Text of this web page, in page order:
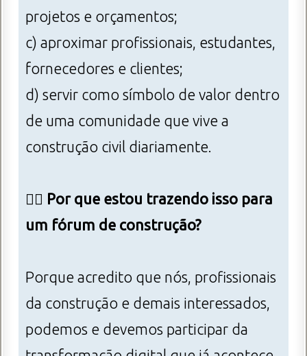
projetos e orçamentos;
c) aproximar profissionais, estudantes,
fornecedores e clientes;
d) servir como símbolo de valor dentro
de uma comunidade que vive a
construção civil diariamente.
👷‍♂️ Por que estou trazendo isso para
um fórum de construção?
Porque acredito que nós, profissionais
da construção e demais interessados,
podemos e devemos participar da